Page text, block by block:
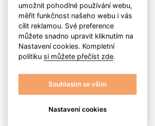
Rok narození:
1991
Lokalita:
5, Praha 6, Praha 13, Praha 15,
Praha 16, Praha 17
umožnit pohodlné používání webu,
měřit funkčnost našeho webu i vás
cílit reklamou. Své preference
můžete snadno upravit kliknutím na
Nastavení cookies. Kompletní
politiku si můžete přečíst zde.
Souhlasím se vším
Nastavení cookies